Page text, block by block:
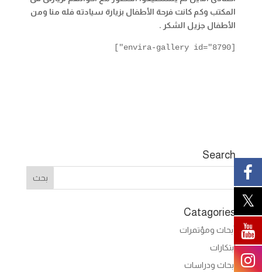
المكتب وكم كانت فرحة الأطفال بزيارة سيادته فله منا ومن
الأطفال جزيل الشكر .
[envira-gallery id="8790"]
Search
Catagories
أبحاث ومؤتمرات
ابتكارات
ابحاث ودراسات